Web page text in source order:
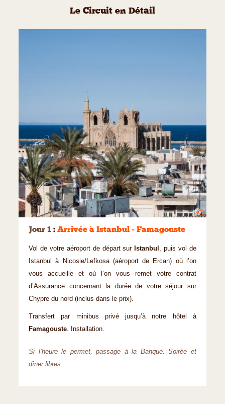
Le Circuit en Détail
©
Jour 1 : Arrivée à Istanbul - Famagouste
Vol de votre aéroport de départ sur Istanbul , puis vol de
Istanbul à Nicosie/Lefkosa (aéroport de Ercan) où l’on
vous accueille et où l’on vous remet votre contrat
d’Assurance concernant la durée de votre séjour sur
Chypre du nord (inclus dans le prix).
Transfert par minibus privé jusqu’à notre hôtel à
Famagouste. Installation.
Si l’heure le permet, passage à la Banque. Soirée et
dîner libres.